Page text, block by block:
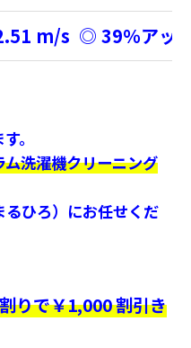
m/s ◎ 39％アッ
。
洗濯機クリーニング
るひろ）にお任せくだ
りで￥1,000 割引き